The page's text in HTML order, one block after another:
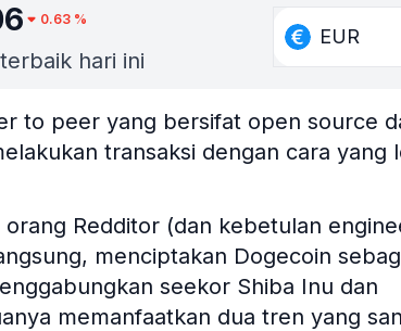
0.63 %
hari ini
EUR
to peer yang bersifat open source
transaksi dengan cara yang
Redditor (dan kebetulan
menciptakan Dogecoin
seekor Shiba Inu dan
memanfaatkan dua tren yang